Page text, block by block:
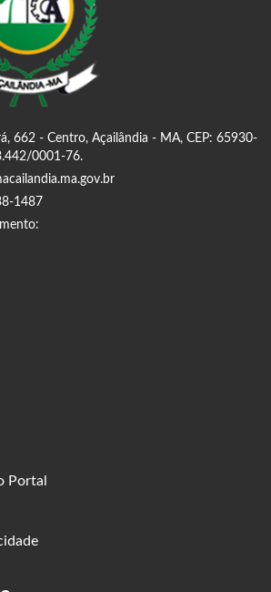
662 - Centro, Açailândia - MA, CEP: 65930-
0001-76.
1487
Portal